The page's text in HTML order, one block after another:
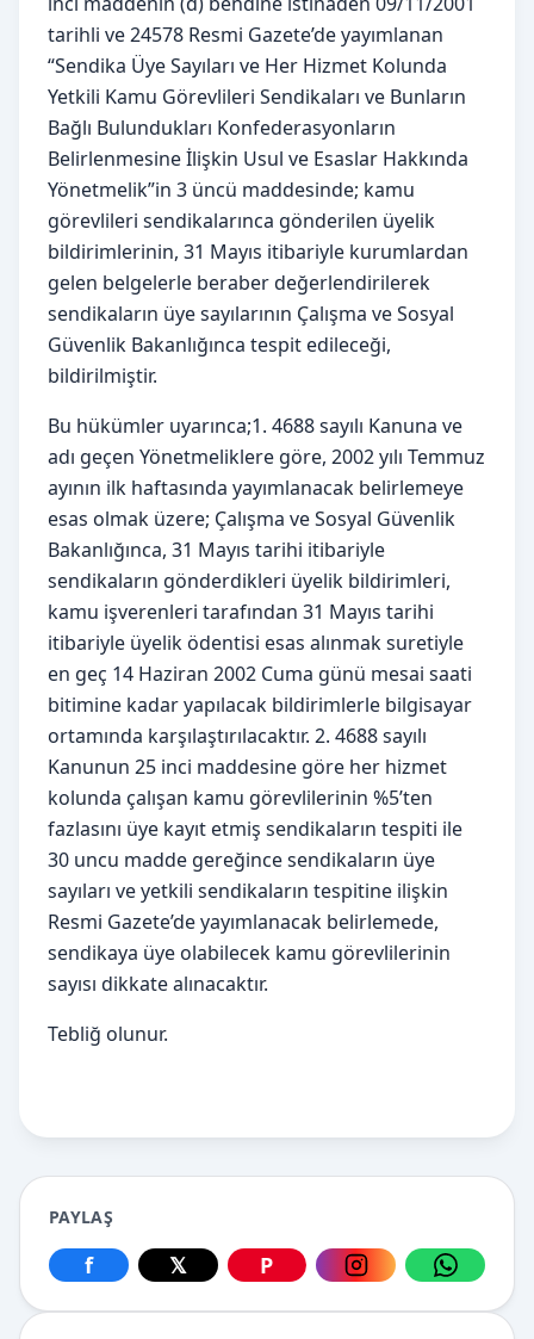
tarihli ve 24578 Resmi Gazete’de yayımlanan
“Sendika Üye Sayıları ve Her Hizmet Kolunda
Yetkili Kamu Görevlileri Sendikaları ve Bunların
Bağlı Bulundukları Konfederasyonların
Belirlenmesine İlişkin Usul ve Esaslar Hakkında
Yönetmelik”in 3 üncü maddesinde; kamu
görevlileri sendikalarınca gönderilen üyelik
bildirimlerinin, 31 Mayıs itibariyle kurumlardan
gelen belgelerle beraber değerlendirilerek
sendikaların üye sayılarının Çalışma ve Sosyal
Güvenlik Bakanlığınca tespit edileceği,
bildirilmiştir.
Bu hükümler uyarınca;1. 4688 sayılı Kanuna ve
adı geçen Yönetmeliklere göre, 2002 yılı Temmuz
ayının ilk haftasında yayımlanacak belirlemeye
esas olmak üzere; Çalışma ve Sosyal Güvenlik
Bakanlığınca, 31 Mayıs tarihi itibariyle
sendikaların gönderdikleri üyelik bildirimleri,
kamu işverenleri tarafından 31 Mayıs tarihi
itibariyle üyelik ödentisi esas alınmak suretiyle
en geç 14 Haziran 2002 Cuma günü mesai saati
bitimine kadar yapılacak bildirimlerle bilgisayar
ortamında karşılaştırılacaktır. 2. 4688 sayılı
Kanunun 25 inci maddesine göre her hizmet
kolunda çalışan kamu görevlilerinin %5’ten
fazlasını üye kayıt etmiş sendikaların tespiti ile
30 uncu madde gereğince sendikaların üye
sayıları ve yetkili sendikaların tespitine ilişkin
Resmi Gazete’de yayımlanacak belirlemede,
sendikaya üye olabilecek kamu görevlilerinin
sayısı dikkate alınacaktır.
Tebliğ olunur.
PAYLAŞ
Facebook üzerinden paylaş
f
X üzerinden paylaş
𝕏
Pinterest üzerinden paylaş
P
Instagram